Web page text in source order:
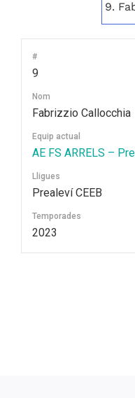
#
9
Nom
Fabrizzio Callocchia
Equip actual
AE FS ARRELS –
Lligues
Prealeví CEEB
Temporades
2023